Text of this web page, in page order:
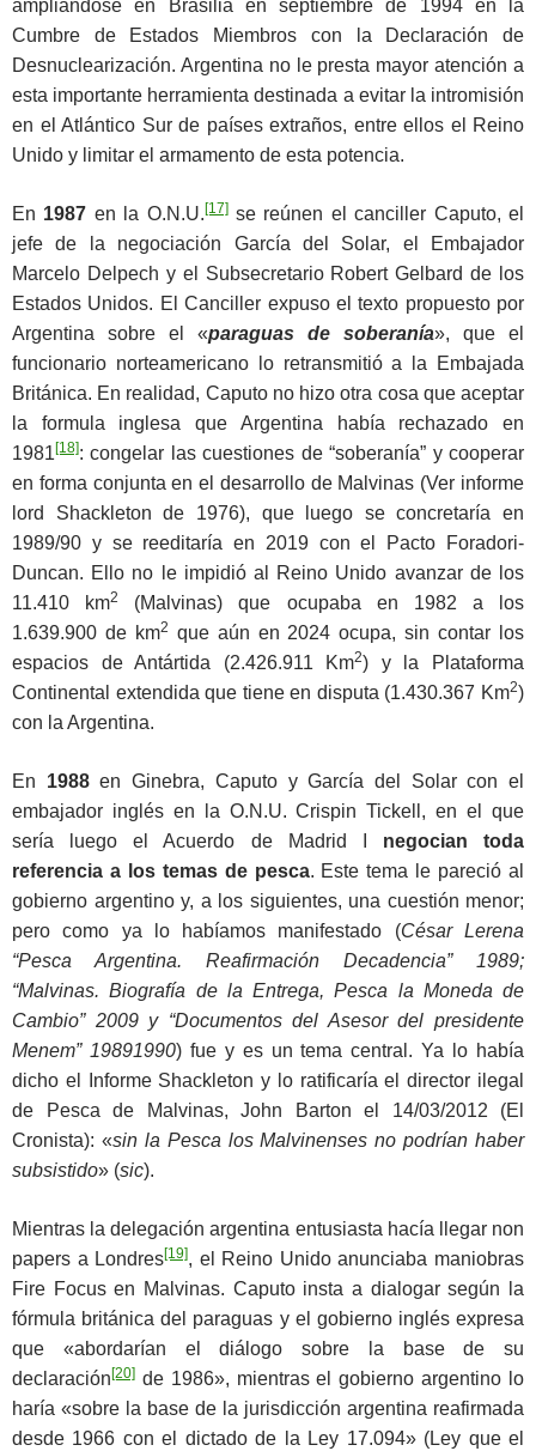
ampliándose en Brasilia en septiembre de 1994 en la
Cumbre de Estados Miembros con la Declaración de
Desnuclearización. Argentina no le presta mayor atención a
esta importante herramienta destinada a evitar la intromisión
en el Atlántico Sur de países extraños, entre ellos el Reino
Unido y limitar el armamento de esta potencia.
En 1987 en la O.N.U. [17]se reúnen el canciller Caputo, el
jefe de la negociación García del Solar, el Embajador
Marcelo Delpech y el Subsecretario Robert Gelbard de los
Estados Unidos. El Canciller expuso el texto propuesto por
Argentina sobre el «paraguas de soberanía», que el
funcionario norteamericano lo retransmitió a la Embajada
Británica. En realidad, Caputo no hizo otra cosa que aceptar
la formula inglesa que Argentina había rechazado en
1981 [18]: congelar las cuestiones de “soberanía” y cooperar
en forma conjunta en el desarrollo de Malvinas (Ver informe
lord Shackleton de 1976), que luego se concretaría en
1989/90 y se reeditaría en 2019 con el Pacto Foradori-
Duncan. Ello no le impidió al Reino Unido avanzar de los
11.410 km2
(Malvinas) que ocupaba en 1982 a los
1.639.900 de km2 que aún en 2024 ocupa, sin contar los
espacios de Antártida (2.426.911 Km2) y la Plataforma
Continental extendida que tiene en disputa (1.430.367 Km2)
con la Argentina.
En 1988en Ginebra, Caputo y García del Solar con el
embajador inglés en la O.N.U. Crispin Tickell, en el que
sería luego el Acuerdo de Madrid I negocian toda
referencia a los temas de pesca. Este tema le pareció al
gobierno argentino y, a los siguientes, una cuestión menor;
pero como ya lo habíamos manifestado (César Lerena
“Pesca Argentina. Reafirmación Decadencia” 1989;
“Malvinas. Biografía de la Entrega, Pesca la Moneda de
Cambio” 2009 y “Documentos del Asesor del presidente
Menem” 19891990) fue y es un tema central. Ya lo había
dicho el Informe Shackleton y lo ratificaría el director ilegal
de Pesca de Malvinas, John Barton el 14/03/2012 (El
Cronista): «sin la Pesca los Malvinenses no podrían haber
subsistido» (sic).
Mientras la delegación argentina entusiasta hacía llegar non
papers a Londres[19], el Reino Unido anunciaba maniobras
Fire Focus en Malvinas. Caputo insta a dialogar según la
fórmula británica del paraguas y el gobierno inglés expresa
que «abordarían el diálogo sobre la base de su
declaración [20] de 1986», mientras el gobierno argentino lo
haría «sobre la base de la jurisdicción argentina reafirmada
desde 1966 con el dictado de la Ley 17.094» (Ley que el